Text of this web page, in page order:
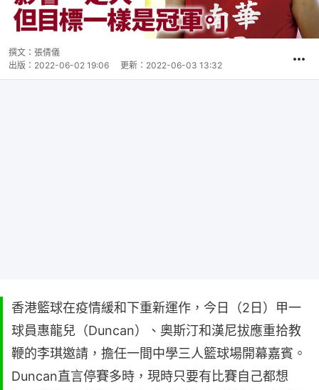
撰文： 張倩儀
出版： 2022-06-02 19:06 更新： 2022-06-03 13:32
香港籃球在疫情緩和下重新運作，今日（2日）甲一
球員惠龍兒（Duncan）、奧斯汀和漢尼拔應重拾教
鞭的李琪邀請，擔任一間中學三人籃球場開幕嘉賓。
Duncan直言停賽多時，現時只要有比賽自己都想